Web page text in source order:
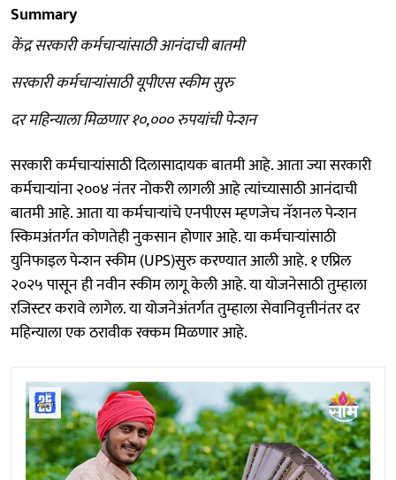
Summary
केंद्र सरकारी कर्मचाऱ्यांसाठी आनंदाची बातमी
सरकारी कर्मचाऱ्यांसाठी यूपीएस स्कीम सुरु
दर महिन्याला मिळणार १०,००० रुपयांची पेन्शन
सरकारी कर्मचाऱ्यांसाठी दिलासादायक बातमी आहे. आता ज्या सरकारी
कर्मचाऱ्यांना २००४ नंतर नोकरी लागली आहे त्यांच्यासाठी आनंदाची
बातमी आहे. आता या कर्मचाऱ्यांचे एनपीएस म्हणजेच नॅशनल पेन्शन
स्किमअंतर्गत कोणतेही नुकसान होणार आहे. या कर्मचाऱ्यांसाठी
युनिफाइल पेन्शन स्कीम (UPS)सुरु करण्यात आली आहे. १ एप्रिल
२०२५ पासून ही नवीन स्कीम लागू केली आहे. या योजनेसाठी तुम्हाला
रजिस्टर करावे लागेल. या योजनेअंतर्गत तुम्हाला सेवानिवृत्तीनंतर दर
महिन्याला एक ठरावीक रक्कम मिळणार आहे.